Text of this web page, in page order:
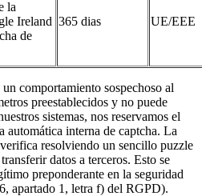
la
Ireland
de
365 dias UE/EEE
comportamiento sospechoso al
preestablecidos y no puede
sistemas, nos reservamos el
automática interna de captcha. La
resolviendo un sencillo puzzle
datos a terceros. Esto se
preponderante en la seguridad
apartado 1, letra f) del RGPD).